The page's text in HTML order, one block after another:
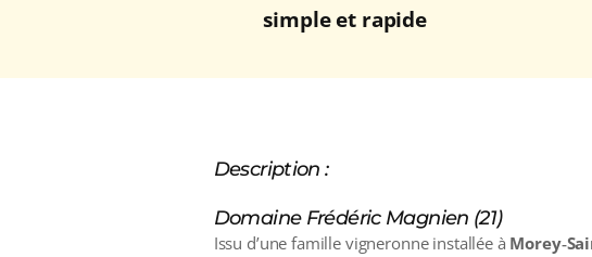
simple et rapide
Description :
Domaine Frédéric Magnien (21)
Issu d’une famille vigneronne installée à